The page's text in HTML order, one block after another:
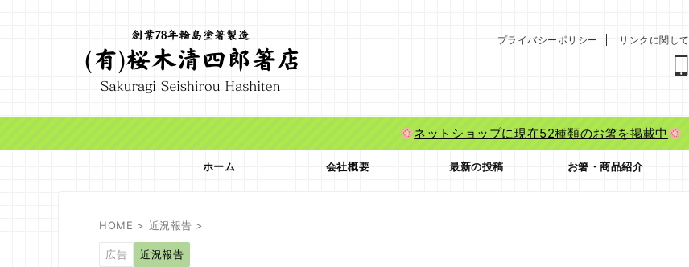
プライバシーポリシー リンクに関して
ネットショップに現在52種類のお箸を掲載中
ホーム 会社概要 最新の投稿 お箸・商品紹介
HOME > 近況報告 >
広告 近況報告